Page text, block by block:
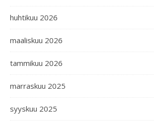
huhtikuu 2026
maaliskuu 2026
tammikuu 2026
marraskuu 2025
syyskuu 2025